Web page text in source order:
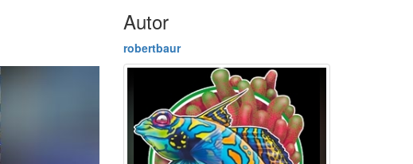
Autor
robertbaur